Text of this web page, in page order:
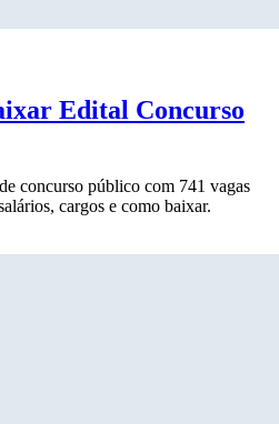
Edital Concurso
concurso público com 741 vagas
cargos e como baixar.